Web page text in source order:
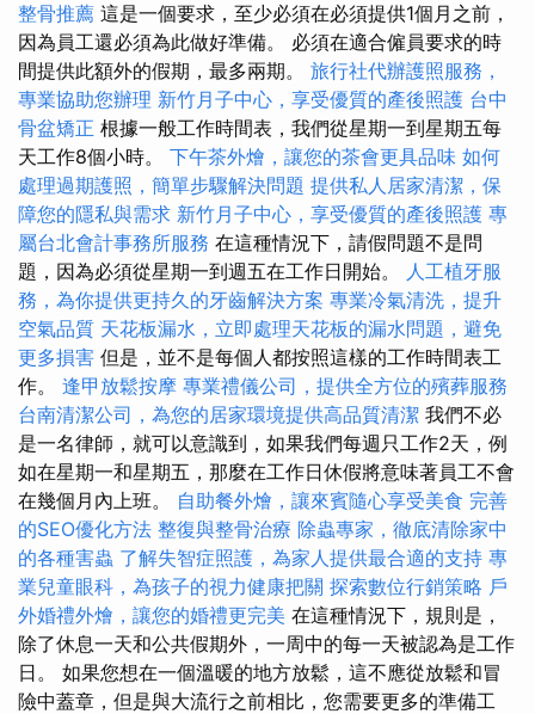
整骨推薦 這是一個要求，至少必須在必須提供1個月之前，
因為員工還必須為此做好準備。 必須在適合僱員要求的時
間提供此額外的假期，最多兩期。 旅行社代辦護照服務，
專業協助您辦理 新竹月子中心，享受優質的產後照護 台中
骨盆矯正 根據一般工作時間表，我們從星期一到星期五每
天工作8個小時。 下午茶外燴，讓您的茶會更具品味 如何
處理過期護照，簡單步驟解決問題 提供私人居家清潔，保
障您的隱私與需求 新竹月子中心，享受優質的產後照護 專
屬台北會計事務所服務 在這種情況下，請假問題不是問
題，因為必須從星期一到週五在工作日開始。 人工植牙服
務，為你提供更持久的牙齒解決方案 專業冷氣清洗，提升
空氣品質 天花板漏水，立即處理天花板的漏水問題，避免
更多損害 但是，並不是每個人都按照這樣的工作時間表工
作。 逢甲放鬆按摩 專業禮儀公司，提供全方位的殯葬服務
台南清潔公司，為您的居家環境提供高品質清潔 我們不必
是一名律師，就可以意識到，如果我們每週只工作2天，例
如在星期一和星期五，那麼在工作日休假將意味著員工不會
在幾個月內上班。 自助餐外燴，讓來賓隨心享受美食 完善
的SEO優化方法 整復與整骨治療 除蟲專家，徹底清除家中
的各種害蟲 了解失智症照護，為家人提供最合適的支持 專
業兒童眼科，為孩子的視力健康把關 探索數位行銷策略 戶
外婚禮外燴，讓您的婚禮更完美 在這種情況下，規則是，
除了休息一天和公共假期外，一周中的每一天被認為是工作
日。 如果您想在一個溫暖的地方放鬆，這不應從放鬆和冒
險中蓋章，但是與大流行之前相比，您需要更多的準備工